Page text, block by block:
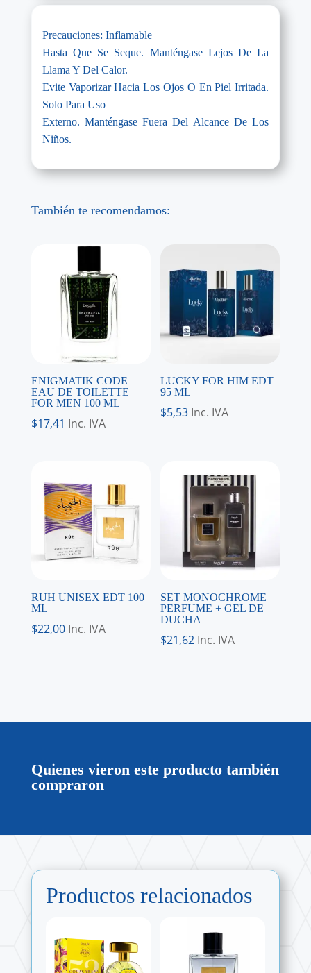
Precauciones: Inflamable
Hasta Que Se Seque. Manténgase Lejos De La
Llama Y Del Calor.
Evite Vaporizar Hacia Los Ojos O En Piel Irritada.
Solo Para Uso
Externo. Manténgase Fuera Del Alcance De Los
Niños.
También te recomendamos:
ENIGMATIK CODE
EAU DE TOILETTE
FOR MEN 100 ML
$17,41 Inc. IVA
LUCKY FOR HIM EDT
95 ML
$5,53 Inc. IVA
RUH UNISEX EDT 100
ML
$22,00 Inc. IVA
SET MONOCHROME
PERFUME + GEL DE
DUCHA
$21,62 Inc. IVA
Quienes vieron este producto también
compraron
Productos relacionados